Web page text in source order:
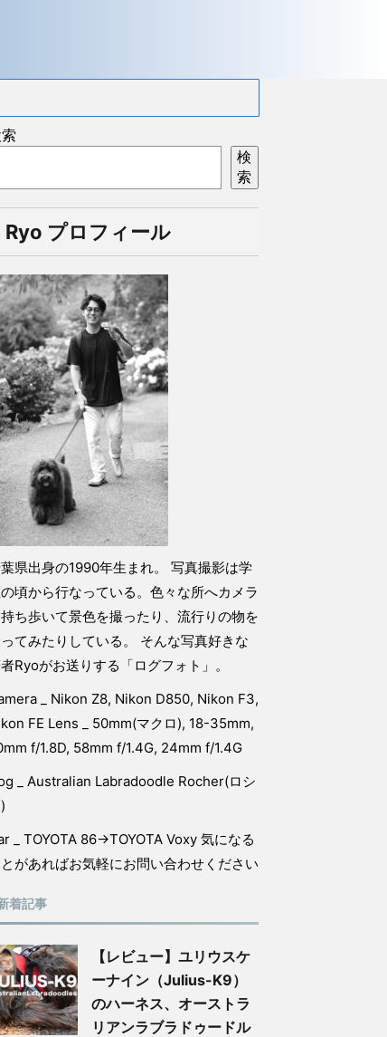
検
索
Ryo プロフィール
県出身の1990年生まれ。 写真撮影は学
頃から行なっている。色々な所へカメラ
ち歩いて景色を撮ったり、流行りの物を
てみたりしている。 そんな写真好きな
Ryoがお送りする「ログフォト」。
_ Nikon Z8, Nikon D850, Nikon F3,
FE Lens _ 50mm(マクロ), 18-35mm,
f/1.8D, 58mm f/1.4G, 24mm f/1.4G
_ Australian Labradoodle Rocher(ロシ
_ TOYOTA 86→TOYOTA Voxy 気になる
があればお気軽にお問い合わせください
着記事
【レビュー】ユリウスケ
ーナイン（Julius-K9）
のハーネス、オーストラ
リアンラブラドゥードル